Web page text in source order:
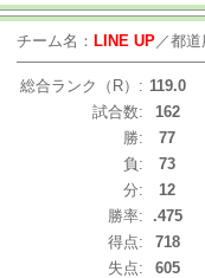
チーム名： LINE UP／都道
総合ランク（R）: 119.0
試合数:
162
勝:
77
負:
73
分:
12
勝率:
.475
得点:
718
失点:
605